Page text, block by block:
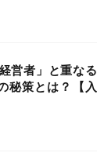
営者」と重なる
秘策とは？【入